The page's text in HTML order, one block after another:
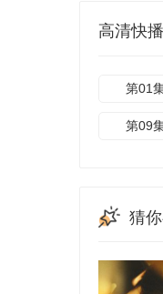
高清快播
第01
第09
猜